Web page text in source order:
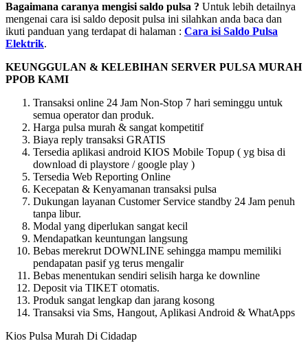
Bagaimana caranya mengisi saldo pulsa ? Untuk lebih detailnya
mengenai cara isi saldo deposit pulsa ini silahkan anda baca dan
ikuti panduan yang terdapat di halaman : Cara isi Saldo Pulsa
Elektrik.
KEUNGGULAN & KELEBIHAN SERVER PULSA MURAH
PPOB KAMI
Transaksi online 24 Jam Non-Stop 7 hari seminggu untuk
semua operator dan produk.
Harga pulsa murah & sangat kompetitif
Biaya reply transaksi GRATIS
Tersedia aplikasi android KIOS Mobile Topup ( yg bisa di
download di playstore / google play )
Tersedia Web Reporting Online
Kecepatan & Kenyamanan transaksi pulsa
Dukungan layanan Customer Service standby 24 Jam penuh
tanpa libur.
Modal yang diperlukan sangat kecil
Mendapatkan keuntungan langsung
Bebas merekrut DOWNLINE sehingga mampu memiliki
pendapatan pasif yg terus mengalir
Bebas menentukan sendiri selisih harga ke downline
Deposit via TIKET otomatis.
Produk sangat lengkap dan jarang kosong
Transaksi via Sms, Hangout, Aplikasi Android & WhatApps
Kios Pulsa Murah Di Cidadap